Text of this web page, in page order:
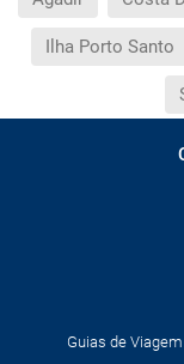
Ilha Porto Santo
Guias de Viagem